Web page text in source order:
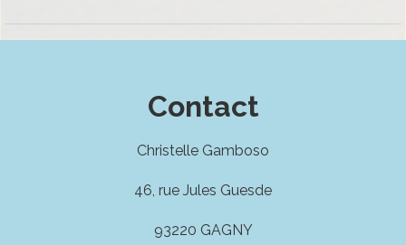
Contact
Christelle Gamboso
46, rue Jules Guesde
93220 GAGNY